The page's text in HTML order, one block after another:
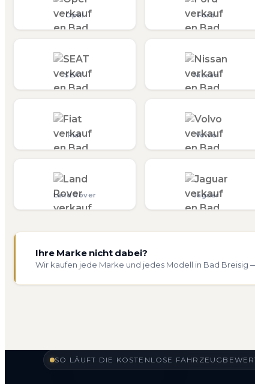
Opel Ford
SEAT Nissan
Fiat Volvo
Land Rover Jaguar
Ihre Marke nicht dabei?
Wir kaufen jede Marke und jedes Modell in Bad Breisig
SO LÄUFT DIE KOSTENLOSE